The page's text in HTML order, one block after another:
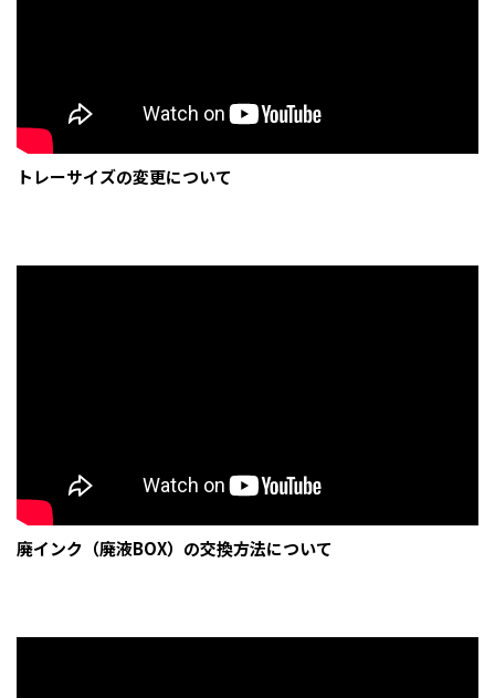
トレーサイズの変更について
廃インク（廃液BOX）の交換方法について